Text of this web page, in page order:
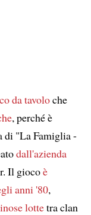
da tavoloche
, perché è
di "La Famiglia -
dall'azienda
Il giocoè
anni '80,
lottetra clan